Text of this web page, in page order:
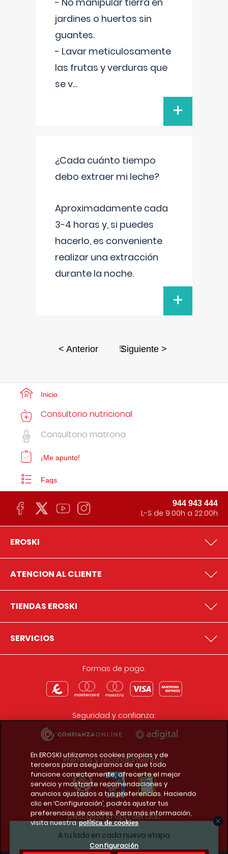
jardines o huertos sin
guantes.
- Lavar meticulosamente
las frutas y verduras que
se v...
+
¿Cada cuánto tiempo
debo extraer mi leche?
Aproximadamente cada
3-4 horas y, si puedes
hacerlo, es conveniente
realizar una extracción
durante la noche.
+
< Anterior 5
Siguiente >
A tu lado en cada nueva etapa
Inicio
Consultorio nutricional
Consultorio matrona
¡Me apunto!
Faqs
944 943 444
L-S de 9:00h a 22:00h
EROSKI
ATENCION AL CLIENTE
TIENDAS EROSKI
SERVICIOS
Formas de pago:
Seguridad y confianza:
Premios y reconocimientos:
Descarga la app del club
En EROSKI utilizamos cookies propias y de
terceros para asegurarnos de que todo
funcione correctamente, ofrecerte el mejor
servicio y mostrarte recomendaciones y
anuncios ajustados a tus preferencias. Haciendo
clic en ‘Configuración’, podrás ajustar tus
preferencias de cookies. Para más información,
visita nuestra política de cookies
Configuración